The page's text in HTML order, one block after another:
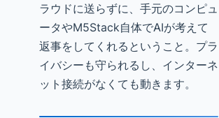
ラウドに送らずに、手元のコンピュ
ータやM5Stack自体でAIが考えて
返事をしてくれるということ。プラ
イバシーも守られるし、インターネ
ット接続がなくても動きます。